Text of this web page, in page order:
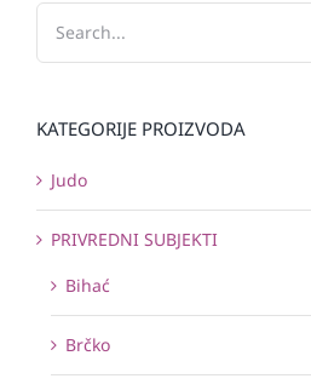
KATEGORIJE PROIZVODA
Judo
PRIVREDNI SUBJEKTI
Bihać
Brčko